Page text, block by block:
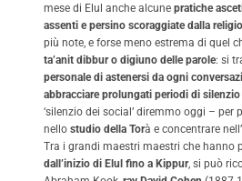
mese di Elul anche alcune pratiche
assenti e persino scoraggiate dalla
più note, e forse meno estrema di quel
ta’anit dibbur o digiuno delle parole: si
personale di astenersi da ogni
abbracciare prolungati periodi di silenzio
‘silenzio dei social’ diremmo oggi – per
nello studio della Torà e concentrare nell’
Tra i grandi maestri maestri che hanno
dall’inizio di Elul fino a Kippur, si può